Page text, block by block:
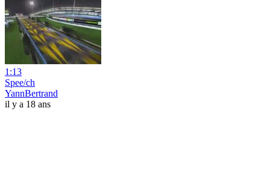
1:13
Spee/ch
YannBertrand
il y a 18 ans